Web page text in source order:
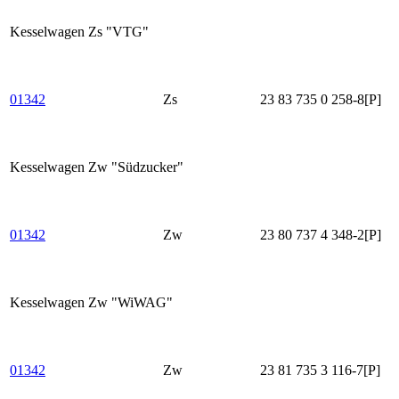
Kesselwagen Zs "VTG"
01342 Zs 23 83 735 0 258-8[P]
Kesselwagen Zw "Südzucker"
01342 Zw 23 80 737 4 348-2[P]
Kesselwagen Zw "WiWAG"
01342 Zw 23 81 735 3 116-7[P]